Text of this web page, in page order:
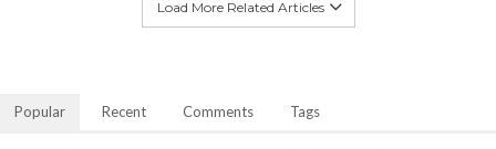
Load More Related Articles
Popular Recent Comments Tags